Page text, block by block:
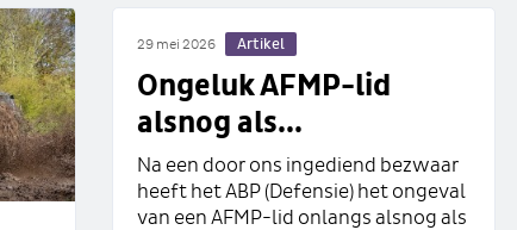
29 mei 2026 Artikel
Ongeluk AFMP-lid
alsnog als...
Na een door ons ingediend bezwaar
heeft het ABP (Defensie) het ongeval
van een AFMP-lid onlangs alsnog als